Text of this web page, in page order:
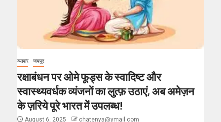
व्यापार जयपुर
रक्षाबंधन पर ओमे फूड्स के स्वादिष्ट और
स्वास्थ्यवर्धक व्यंजनों का लुत्फ़ उठाएं, अब अमेज़न
के ज़रिये पूरे भारत में उपलब्ध!
August 6, 2025 chatenya@ymail.com